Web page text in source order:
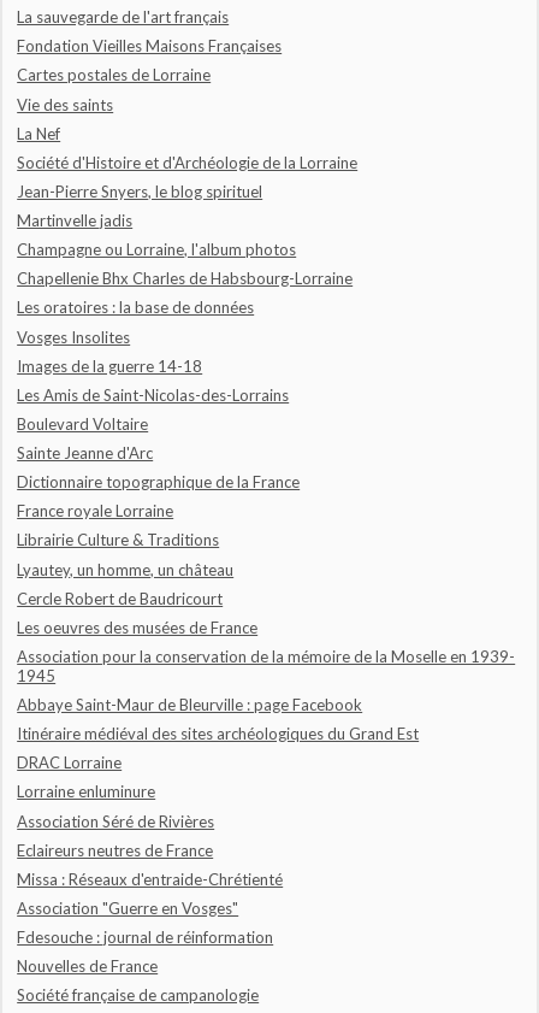
La sauvegarde de l'art français
Fondation Vieilles Maisons Françaises
Cartes postales de Lorraine
Vie des saints
La Nef
Société d'Histoire et d'Archéologie de la Lorraine
Jean-Pierre Snyers, le blog spirituel
Martinvelle jadis
Champagne ou Lorraine, l'album photos
Chapellenie Bhx Charles de Habsbourg-Lorraine
Les oratoires : la base de données
Vosges Insolites
Images de la guerre 14-18
Les Amis de Saint-Nicolas-des-Lorrains
Boulevard Voltaire
Sainte Jeanne d'Arc
Dictionnaire topographique de la France
France royale Lorraine
Librairie Culture & Traditions
Lyautey, un homme, un château
Cercle Robert de Baudricourt
Les oeuvres des musées de France
Association pour la conservation de la mémoire de la Moselle en 1939-
1945
Abbaye Saint-Maur de Bleurville : page Facebook
Itinéraire médiéval des sites archéologiques du Grand Est
DRAC Lorraine
Lorraine enluminure
Association Séré de Rivières
Eclaireurs neutres de France
Missa : Réseaux d'entraide-Chrétienté
Association "Guerre en Vosges"
Fdesouche : journal de réinformation
Nouvelles de France
Société française de campanologie